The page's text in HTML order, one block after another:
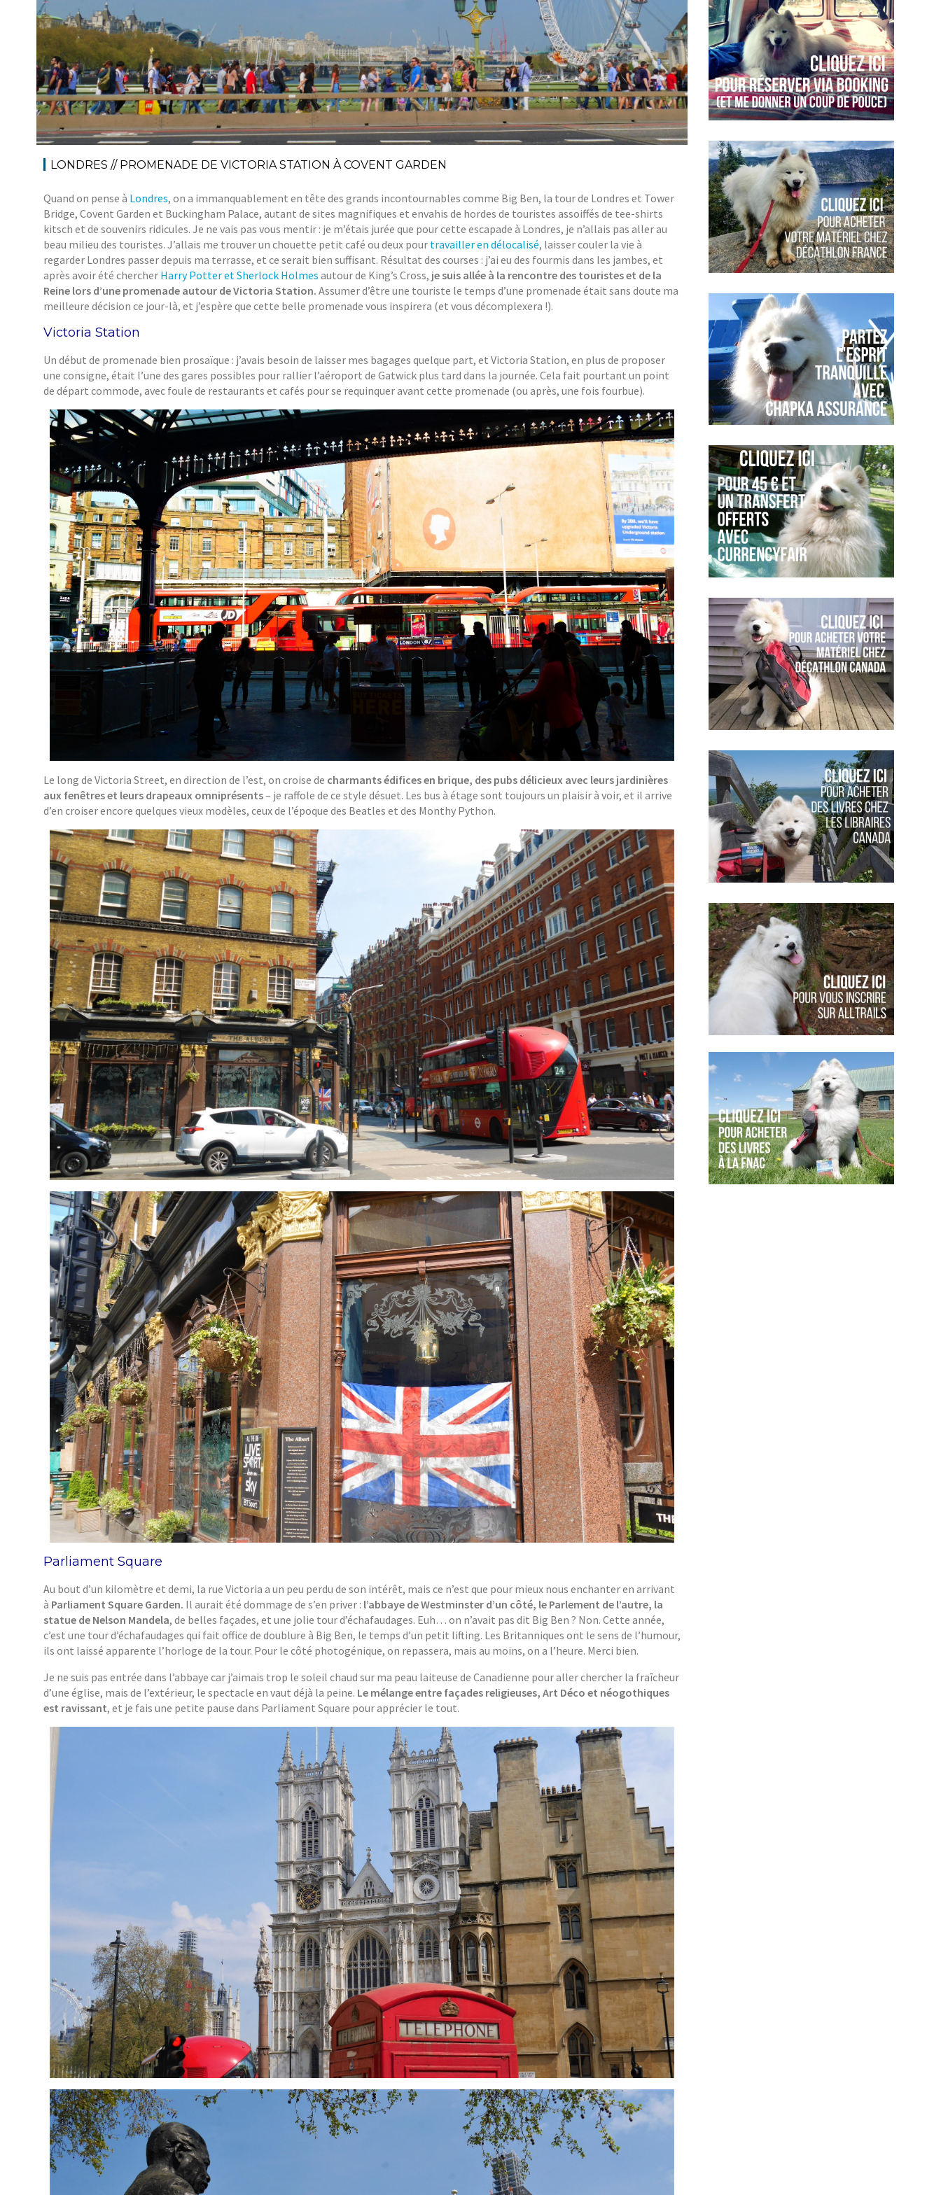
LONDRES // PROMENADE DE VICTORIA STATION À COVENT GARDEN
Quand on pense à Londres, on a immanquablement en tête des grands incontournables comme Big Ben, la tour de Londres et Tower
Bridge, Covent Garden et Buckingham Palace, autant de sites magnifiques et envahis de hordes de touristes assoiffés de tee-shirts
kitsch et de souvenirs ridicules. Je ne vais pas vous mentir : je m’étais jurée que pour cette escapade à Londres, je n’allais pas aller au
beau milieu des touristes. J’allais me trouver un chouette petit café ou deux pour travailler en délocalisé, laisser couler la vie à
regarder Londres passer depuis ma terrasse, et ce serait bien suffisant. Résultat des courses : j’ai eu des fourmis dans les jambes, et
après avoir été chercher Harry Potter et Sherlock Holmes autour de King’s Cross, je suis allée à la rencontre des touristes et de la
Reine lors d’une promenade autour de Victoria Station. Assumer d’être une touriste le temps d’une promenade était sans doute ma
meilleure décision ce jour-là, et j’espère que cette belle promenade vous inspirera (et vous décomplexera !).
Victoria Station
Un début de promenade bien prosaïque : j’avais besoin de laisser mes bagages quelque part, et Victoria Station, en plus de proposer
une consigne, était l’une des gares possibles pour rallier l’aéroport de Gatwick plus tard dans la journée. Cela fait pourtant un point
de départ commode, avec foule de restaurants et cafés pour se requinquer avant cette promenade (ou après, une fois fourbue).
Le long de Victoria Street, en direction de l’est, on croise de charmants édifices en brique, des pubs délicieux avec leurs jardinières
aux fenêtres et leurs drapeaux omniprésents– je raffole de ce style désuet. Les bus à étage sont toujours un plaisir à voir, et il arrive
d’en croiser encore quelques vieux modèles, ceux de l’époque des Beatles et des Monthy Python.
Parliament Square
Au bout d’un kilomètre et demi, la rue Victoria a un peu perdu de son intérêt, mais ce n’est que pour mieux nous enchanter en arrivant
à Parliament Square Garden. Il aurait été dommage de s’en priver : l’abbaye de Westminster d’un côté, le Parlement de l’autre, la
statue de Nelson Mandela, de belles façades, et une jolie tour d’échafaudages. Euh… on n’avait pas dit Big Ben ? Non. Cette année,
c’est une tour d’échafaudages qui fait office de doublure à Big Ben, le temps d’un petit lifting. Les Britanniques ont le sens de l’humour,
ils ont laissé apparente l’horloge de la tour. Pour le côté photogénique, on repassera, mais au moins, on a l’heure. Merci bien.
Je ne suis pas entrée dans l’abbaye car j’aimais trop le soleil chaud sur ma peau laiteuse de Canadienne pour aller chercher la fraîcheur
d’une église, mais de l’extérieur, le spectacle en vaut déjà la peine. Le mélange entre façades religieuses, Art Déco et néogothiques
est ravissant, et je fais une petite pause dans Parliament Square pour apprécier le tout.